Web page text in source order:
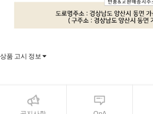
상품 고시 정보